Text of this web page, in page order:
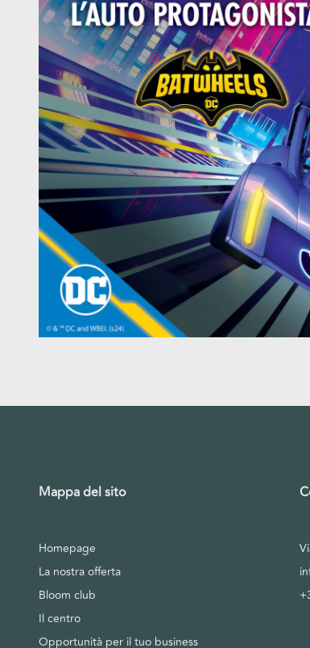
Mappa del sito
Homepage
La nostra offerta
Bloom club
Il centro
Opportunità per il tuo business